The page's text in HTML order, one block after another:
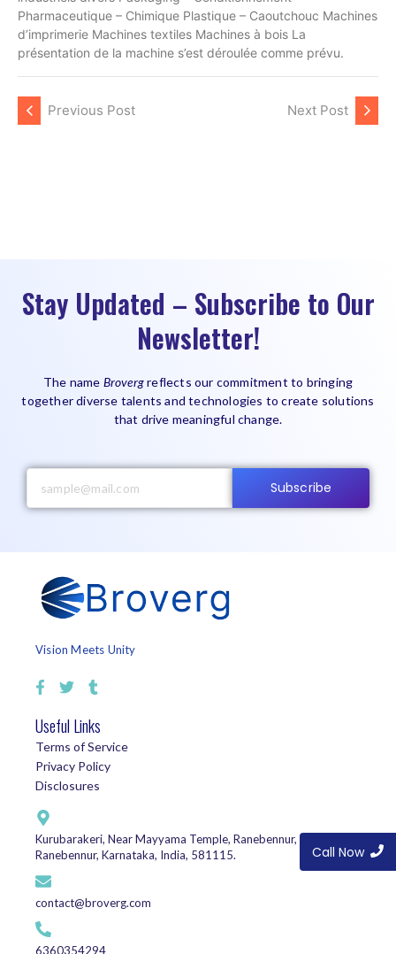
Pharmaceutique – Chimique Plastique – Caoutchouc Machines
d’imprimerie Machines textiles Machines à bois La
présentation de la machine s’est déroulée comme prévu.
Previous Post Next Post
Stay Updated – Subscribe to Our
Newsletter!
The name Brovergreflects our commitment to bringing
together diverse talents and technologies to create solutions
that drive meaningful change.
Subscribe
Vision Meets Unity
Useful Links
Terms of Service
Privacy Policy
Disclosures
Kurubarakeri, Near Mayyama Temple, Ranebennur, Haveri,
Ranebennur, Karnataka, India, 581115.
contact@broverg.com
6360354294
Call Now